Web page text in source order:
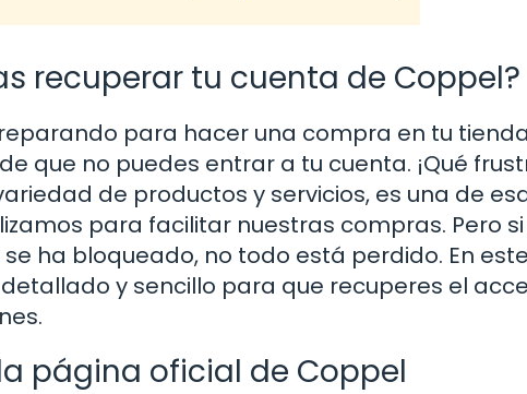
recuperar tu cuenta de Coppel?
para hacer una compra en tu
que no puedes entrar a tu cuenta. ¡Qué
de productos y servicios, es una de
para facilitar nuestras compras. Pero
ha bloqueado, no todo está perdido. En
y sencillo para que recuperes el
página oficial de Coppel